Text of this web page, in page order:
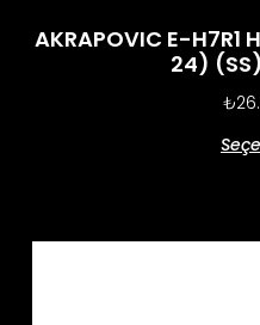
AKRAPOVIC E-H7R1
24) (SS)
₺